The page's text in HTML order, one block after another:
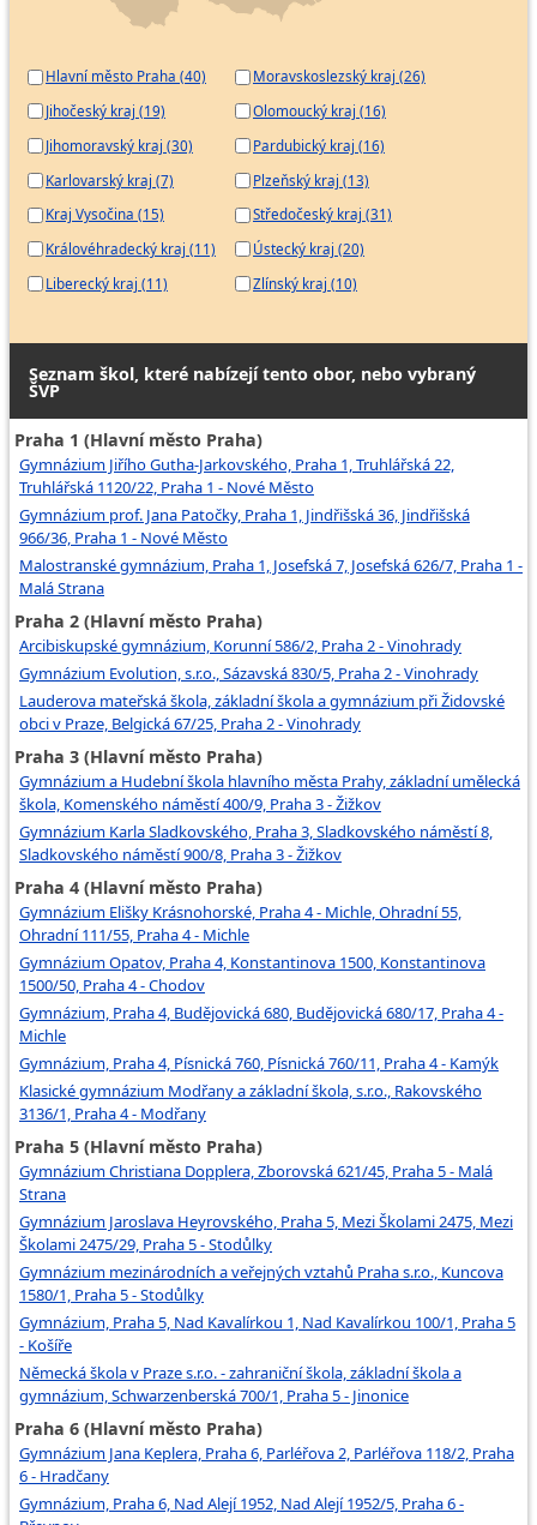
Hlavní město Praha (40)
Jihočeský kraj (19)
Jihomoravský kraj (30)
Karlovarský kraj (7)
Kraj Vysočina (15)
Královéhradecký kraj (11)
Liberecký kraj (11)
Moravskoslezský kraj (26)
Olomoucký kraj (16)
Pardubický kraj (16)
Plzeňský kraj (13)
Středočeský kraj (31)
Ústecký kraj (20)
Zlínský kraj (10)
Seznam škol, které nabízejí tento obor, nebo vybraný
ŠVP
Praha 1 (Hlavní město Praha)
Gymnázium Jiřího Gutha-Jarkovského, Praha 1, Truhlářská 22,
Truhlářská 1120/22, Praha 1 - Nové Město
Gymnázium prof. Jana Patočky, Praha 1, Jindřišská 36, Jindřišská
966/36, Praha 1 - Nové Město
Malostranské gymnázium, Praha 1, Josefská 7, Josefská 626/7, Praha 1 -
Malá Strana
Praha 2 (Hlavní město Praha)
Arcibiskupské gymnázium, Korunní 586/2, Praha 2 - Vinohrady
Gymnázium Evolution, s.r.o., Sázavská 830/5, Praha 2 - Vinohrady
Lauderova mateřská škola, základní škola a gymnázium při Židovské
obci v Praze, Belgická 67/25, Praha 2 - Vinohrady
Praha 3 (Hlavní město Praha)
Gymnázium a Hudební škola hlavního města Prahy, základní umělecká
škola, Komenského náměstí 400/9, Praha 3 - Žižkov
Gymnázium Karla Sladkovského, Praha 3, Sladkovského náměstí 8,
Sladkovského náměstí 900/8, Praha 3 - Žižkov
Praha 4 (Hlavní město Praha)
Gymnázium Elišky Krásnohorské, Praha 4 - Michle, Ohradní 55,
Ohradní 111/55, Praha 4 - Michle
Gymnázium Opatov, Praha 4, Konstantinova 1500, Konstantinova
1500/50, Praha 4 - Chodov
Gymnázium, Praha 4, Budějovická 680, Budějovická 680/17, Praha 4 -
Michle
Gymnázium, Praha 4, Písnická 760, Písnická 760/11, Praha 4 - Kamýk
Klasické gymnázium Modřany a základní škola, s.r.o., Rakovského
3136/1, Praha 4 - Modřany
Praha 5 (Hlavní město Praha)
Gymnázium Christiana Dopplera, Zborovská 621/45, Praha 5 - Malá
Strana
Gymnázium Jaroslava Heyrovského, Praha 5, Mezi Školami 2475, Mezi
Školami 2475/29, Praha 5 - Stodůlky
Gymnázium mezinárodních a veřejných vztahů Praha s.r.o., Kuncova
1580/1, Praha 5 - Stodůlky
Gymnázium, Praha 5, Nad Kavalírkou 1, Nad Kavalírkou 100/1, Praha 5
- Košíře
Německá škola v Praze s.r.o. - zahraniční škola, základní škola a
gymnázium, Schwarzenberská 700/1, Praha 5 - Jinonice
Praha 6 (Hlavní město Praha)
Gymnázium Jana Keplera, Praha 6, Parléřova 2, Parléřova 118/2, Praha
6 - Hradčany
Gymnázium, Praha 6, Nad Alejí 1952, Nad Alejí 1952/5, Praha 6 -